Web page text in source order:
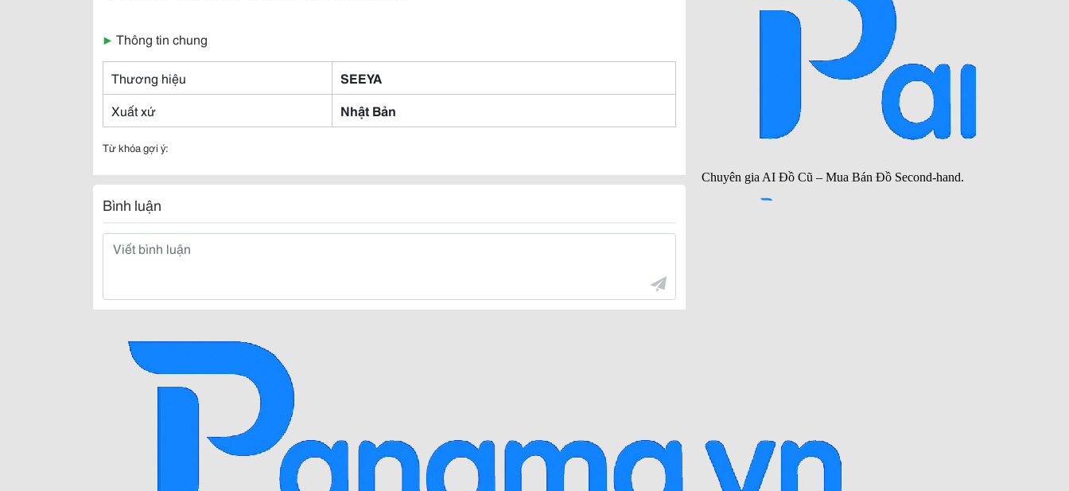
▶ Thông tin chung
Thương hiệu
SEEYA
Xuất xứ
Nhật Bản
Từ khóa gợi ý:
Bình luận